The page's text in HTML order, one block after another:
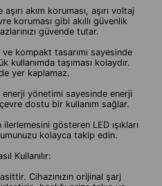
akım koruması, aşırı voltaj
koruması gibi akıllı güvenlik
güvende tutar.
ve kompakt tasarımı sayesinde
kullanımda taşıması kolaydır.
yer kaplamaz.
enerji yönetimi sayesinde enerji
dostu bir kullanım sağlar.
gösteren LED ışıkları
kolayca takip edin.
Kullanılır:
Cihazınızın orijinal şarj